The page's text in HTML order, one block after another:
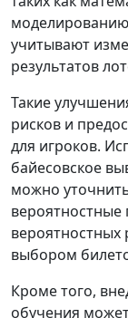
учитывают
результатов
Такие
рисков и
для игроков.
байесовское
можно
вероятностные
вероятностных
выбором
Кроме того,
обучения